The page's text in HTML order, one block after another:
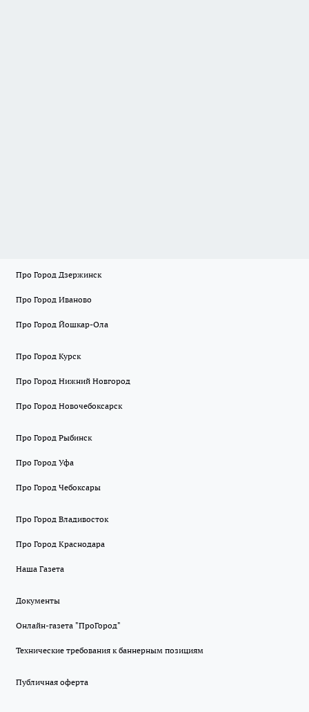
Про Город Дзержинск
Про Город Иваново
Про Город Йошкар-Ола
Про Город Курск
Про Город Нижний Новгород
Про Город Новочебоксарск
Про Город Рыбинск
Про Город Уфа
Про Город Чебоксары
Про Город Владивосток
Про Город Краснодара
Наша Газета
Документы
Онлайн-газета "ПроГород"
Технические требования к баннерным позициям
Публичная оферта